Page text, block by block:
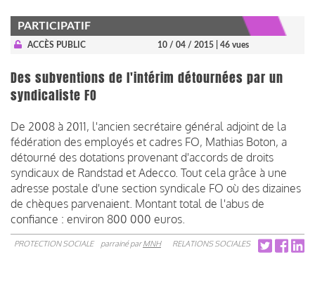
PARTICIPATIF
ACCÈS PUBLIC 10 / 04 / 2015 | 46 vues
Des subventions de l'intérim détournées par un
syndicaliste FO
De 2008 à 2011, l'ancien secrétaire général adjoint de la
fédération des employés et cadres FO, Mathias Boton, a
détourné des dotations provenant d'accords de droits
syndicaux de Randstad et Adecco. Tout cela grâce à une
adresse postale d'une section syndicale FO où des dizaines
de chèques parvenaient. Montant total de l'abus de
confiance : environ 800 000 euros.
PROTECTION SOCIALE parrainé parMNH RELATIONS SOCIALES